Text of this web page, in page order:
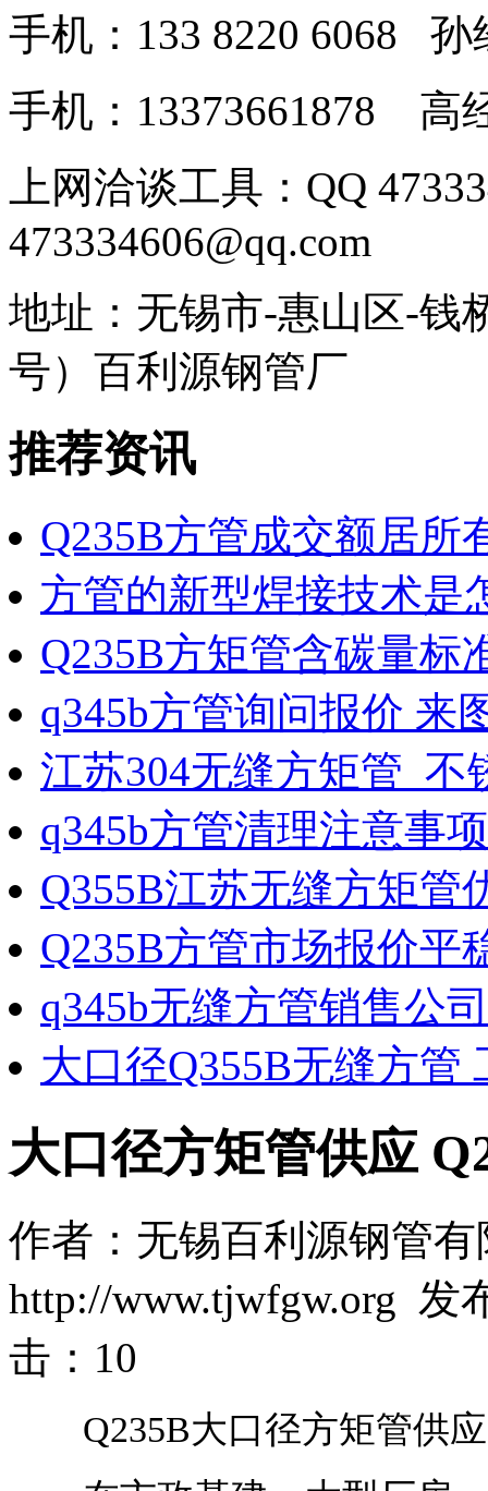
手机：133 8220 6068
手机：13373661878 高
上网洽谈工具：QQ
473334606@qq.com
地址：无锡市-惠山区-钱
号）百利源钢管厂
推荐资讯
Q235B方管成交额居
方管的新型焊接技术是
Q235B方矩管含碳量标
q345b方管询问报价 来
江苏304无缝方矩管_
q345b方管清理注意事项
Q355B江苏无缝方矩
Q235B方管市场报价
q345b无缝方管销售公
大口径Q355B无缝方
大口径方矩管供应
作者：无锡百利源钢管
http://www.tjwfgw.org 发
击： 10
Q235B大口径方矩管供应